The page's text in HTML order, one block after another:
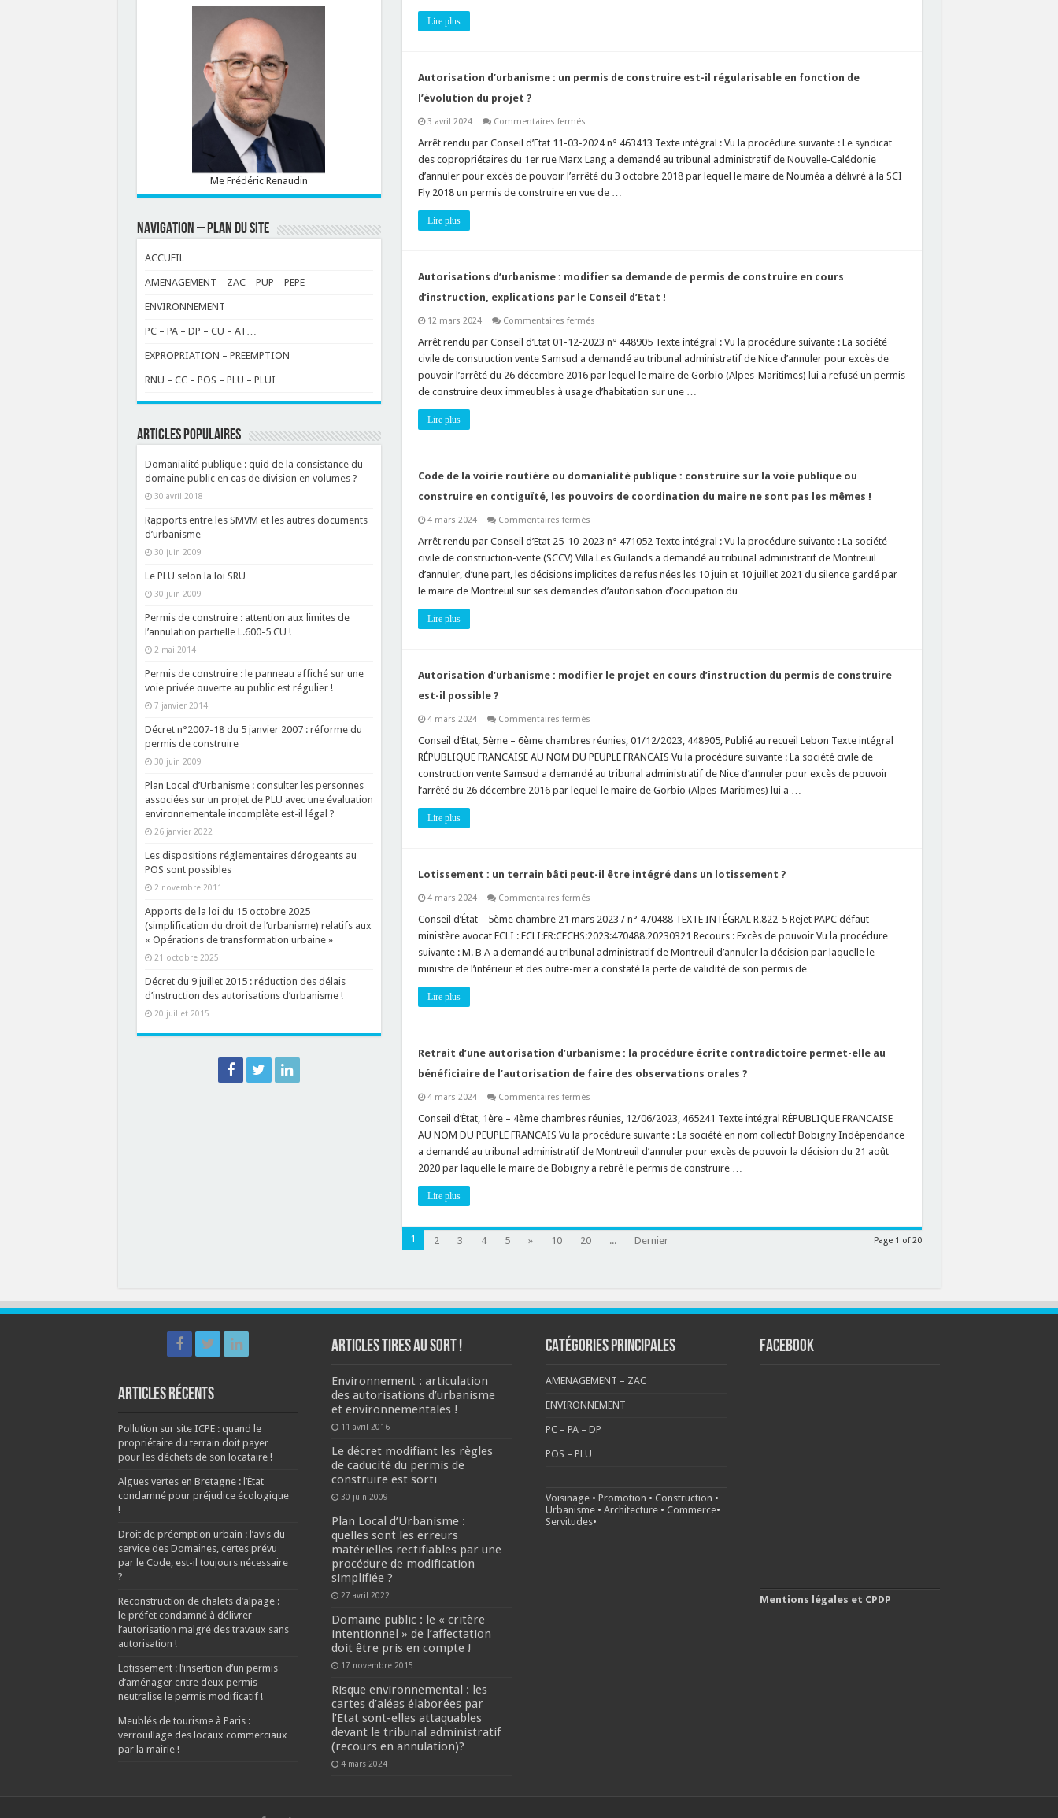
façade
permis
construire
!
Lire plus
Autorisation d’urbanisme : un permis de construire est-il régularisable en fonction de
l’évolution du projet ?
3 avril 2024 Commentaires ferméssur
d’urbanisme
un
permis
de
construire
du
?
Arrêt rendu par Conseil d’Etat 11-03-2024 n° 463413 Texte intégral : Vu la procédure suivante : Le syndicat
des copropriétaires du 1er rue Marx Lang a demandé au tribunal administratif de Nouvelle-Calédonie
d’annuler pour excès de pouvoir l’arrêté du 3 octobre 2018 par lequel le maire de Nouméa a délivré à la SCI
Fly 2018 un permis de construire en vue de …
Lire plus
Autorisations d’urbanisme : modifier sa demande de permis de construire en cours
d’instruction, explications par le Conseil d’Etat !
12 mars 2024 Commentaires ferméssur
d’urbanisme
modifier
sa
demande
de
par
Conseil
Arrêt rendu par Conseil d’Etat 01-12-2023 n° 448905 Texte intégral : Vu la procédure suivante : La société
civile de construction vente Samsud a demandé au tribunal administratif de Nice d’annuler pour excès de
pouvoir l’arrêté du 26 décembre 2016 par lequel le maire de Gorbio (Alpes-Maritimes) lui a refusé un permis
de construire deux immeubles à usage d’habitation sur une …
Lire plus
Code de la voirie routière ou domanialité publique : construire sur la voie publique ou
construire en contiguïté, les pouvoirs de coordination du maire ne sont pas les mêmes !
4 mars 2024 Commentaires ferméssur
de
voirie
routière
ou
domanialité
ou
construire
pouvoirs
coordination
du
ne
sont
pas
Arrêt rendu par Conseil d’Etat 25-10-2023 n° 471052 Texte intégral : Vu la procédure suivante : La société
civile de construction-vente (SCCV) Villa Les Guilands a demandé au tribunal administratif de Montreuil
d’annuler, d’une part, les décisions implicites de refus nées les 10 juin et 10 juillet 2021 du silence gardé par
le maire de Montreuil sur ses demandes d’autorisation d’occupation du …
Lire plus
Autorisation d’urbanisme : modifier le projet en cours d’instruction du permis de construire
est-il possible ?
4 mars 2024 Commentaires ferméssur
d’urbanisme
modifier
le
projet
en
il
Conseil d’État, 5ème – 6ème chambres réunies, 01/12/2023, 448905, Publié au recueil Lebon Texte intégral
RÉPUBLIQUE FRANCAISE AU NOM DU PEUPLE FRANCAIS Vu la procédure suivante : La société civile de
construction vente Samsud a demandé au tribunal administratif de Nice d’annuler pour excès de pouvoir
l’arrêté du 26 décembre 2016 par lequel le maire de Gorbio (Alpes-Maritimes) lui a …
Lire plus
Lotissement : un terrain bâti peut-il être intégré dans un lotissement ?
4 mars 2024 Commentaires ferméssur
:
terrain
bâti
peut-
il
Conseil d’État – 5ème chambre 21 mars 2023 / n° 470488 TEXTE INTÉGRAL R.822-5 Rejet PAPC défaut
ministère avocat ECLI : ECLI:FR:CECHS:2023:470488.20230321 Recours : Excès de pouvoir Vu la procédure
suivante : M. B A a demandé au tribunal administratif de Montreuil d’annuler la décision par laquelle le
ministre de l’intérieur et des outre-mer a constaté la perte de validité de son permis de …
Lire plus
Retrait d’une autorisation d’urbanisme : la procédure écrite contradictoire permet-elle au
bénéficiaire de l’autorisation de faire des observations orales ?
4 mars 2024 Commentaires ferméssur
d’une
autorisation
d’urbanisme
:
la
procédure
bénéficiaire
de
orales
?
Conseil d’État, 1ère – 4ème chambres réunies, 12/06/2023, 465241 Texte intégral RÉPUBLIQUE FRANCAISE
AU NOM DU PEUPLE FRANCAIS Vu la procédure suivante : La société en nom collectif Bobigny Indépendance
a demandé au tribunal administratif de Montreuil d’annuler pour excès de pouvoir la décision du 21 août
2020 par laquelle le maire de Bobigny a retiré le permis de construire …
Lire plus
Page 1 of 20
1 2 3 4 5 » 10 20 ... Dernier
Me Frédéric Renaudin
NAVIGATION – PLAN DU SITE
ACCUEIL
AMENAGEMENT – ZAC – PUP – PEPE
ENVIRONNEMENT
PC – PA – DP – CU – AT…
EXPROPRIATION – PREEMPTION
RNU – CC – POS – PLU – PLUI
ARTICLES POPULAIRES
Domanialité publique : quid de la consistance du
domaine public en cas de division en volumes ?
30 avril 2018
Rapports entre les SMVM et les autres documents
d’urbanisme
30 juin 2009
Le PLU selon la loi SRU
30 juin 2009
Permis de construire : attention aux limites de
l’annulation partielle L.600-5 CU !
2 mai 2014
Permis de construire : le panneau affiché sur une
voie privée ouverte au public est régulier !
7 janvier 2014
Décret n°2007-18 du 5 janvier 2007 : réforme du
permis de construire
30 juin 2009
Plan Local d’Urbanisme : consulter les personnes
associées sur un projet de PLU avec une évaluation
environnementale incomplète est-il légal ?
26 janvier 2022
Les dispositions réglementaires dérogeants au
POS sont possibles
2 novembre 2011
Apports de la loi du 15 octobre 2025
(simplification du droit de l’urbanisme) relatifs aux
« Opérations de transformation urbaine »
21 octobre 2025
Décret du 9 juillet 2015 : réduction des délais
d’instruction des autorisations d’urbanisme !
20 juillet 2015
Articles récents
Pollution sur site ICPE : quand le
propriétaire du terrain doit payer
pour les déchets de son locataire !
Algues vertes en Bretagne : l’État
condamné pour préjudice écologique
!
Droit de préemption urbain : l’avis du
service des Domaines, certes prévu
par le Code, est-il toujours nécessaire
?
Reconstruction de chalets d’alpage :
le préfet condamné à délivrer
l’autorisation malgré des travaux sans
autorisation !
Lotissement : l’insertion d’un permis
d’aménager entre deux permis
neutralise le permis modificatif !
Meublés de tourisme à Paris :
verrouillage des locaux commerciaux
par la mairie !
ARTICLES TIRES AU SORT !
Environnement : articulation
des autorisations d’urbanisme
et environnementales !
11 avril 2016
Le décret modifiant les règles
de caducité du permis de
construire est sorti
30 juin 2009
Plan Local d’Urbanisme :
quelles sont les erreurs
matérielles rectifiables par une
procédure de modification
simplifiée ?
27 avril 2022
Domaine public : le « critère
intentionnel » de l’affectation
doit être pris en compte !
17 novembre 2015
Risque environnemental : les
cartes d’aléas élaborées par
l’Etat sont-elles attaquables
devant le tribunal administratif
(recours en annulation)?
4 mars 2024
CATÉGORIES PRINCIPALES
AMENAGEMENT – ZAC
ENVIRONNEMENT
PC – PA – DP
POS – PLU
Voisinage• Promotion • Construction •
Urbanisme• Architecture• Commerce•
Servitudes•
FACEBOOK
Mentions légales et CPDP